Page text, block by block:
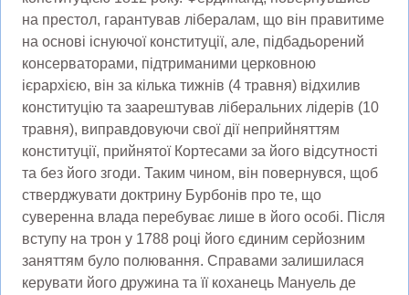
на престол, гарантував лібералам, що він правитиме
на основі існуючої конституції, але, підбадьорений
консерваторами, підтриманими церковною
ієрархією, він за кілька тижнів (4 травня) відхилив
конституцію та заарештував ліберальних лідерів (10
травня), виправдовуючи свої дії неприйняттям
конституції, прийнятої Кортесами за його відсутності
та без його згоди. Таким чином, він повернувся, щоб
стверджувати доктрину Бурбонів про те, що
суверенна влада перебуває лише в його особі. Після
вступу на трон у 1788 році його єдиним серйозним
заняттям було полювання. Справами залишилася
керувати його дружина та її коханець Мануель де